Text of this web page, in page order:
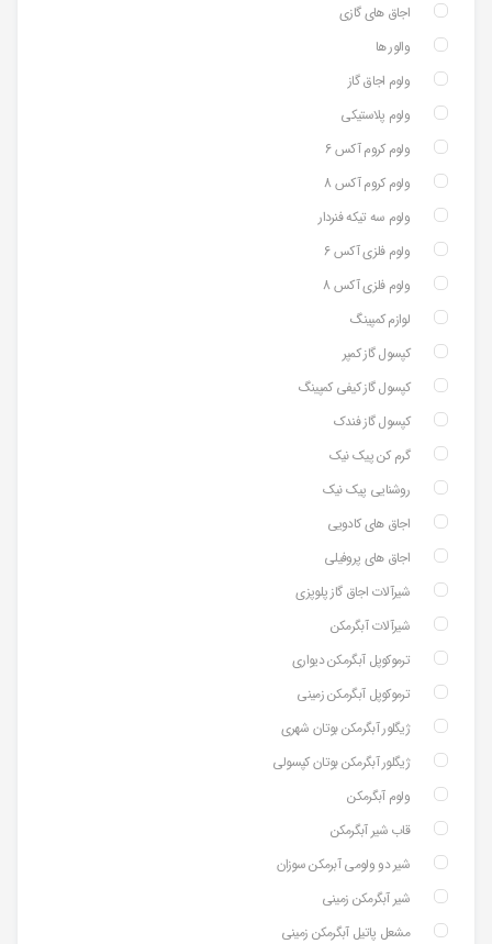
اجاق های گازی
والور ها
ولوم اجاق گاز
ولوم پلاستیکی
ولوم کروم آکس 6
ولوم کروم آکس 8
ولوم سه تیکه فنردار
ولوم فلزی آکس 6
ولوم فلزی آکس 8
لوازم کمپینگ
کپسول گاز کمپر
کپسول گاز کیفی کمپینگ
کپسول گاز فندک
گرم کن پیک نیک
روشنایی پیک نیک
اجاق های کادویی
اجاق های پروفیلی
شیرآلات اجاق گاز پلوپزی
شیرآلات آبگرمکن
ترموکوپل آبگرمکن دیواری
ترموکوپل آبگرمکن زمینی
ژیگلور آبگرمکن بوتان شهری
ژیگلور آبگرمکن بوتان کپسولی
ولوم آبگرمکن
قاب شیر آبگرمکن
شیر دو ولومی آبرمکن سوزان
شیر آبگرمکن زمینی
مشعل پاتیل آبگرمکن زمینی